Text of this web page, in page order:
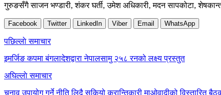
गुरुङसँगै साजन भण्डारी, शंकर घर्ती, उमेश अधिकारी, मदन सापकोटा,
Facebook Twitter LinkedIn Viber Email WhatsApp
Post
navigation
पछिल्लाे समाचार
इमर्जिङ कपमा बंगलादेशद्वारा नेपालसामु २५८ रनको लक्ष्य प्रस्तुत
अघिल्लाे समाचार
चुनाव उपायोग गर्ने नीति लिदै सकियो क्रान्तिकारी माओवादीको विस्तारित